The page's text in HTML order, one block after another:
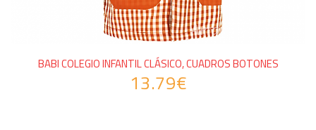
BABI COLEGIO INFANTIL CLÁSICO, CUADROS BOTONES
13.79€